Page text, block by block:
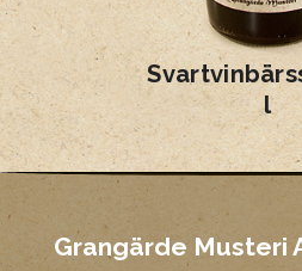
l
Grangärde Musteri